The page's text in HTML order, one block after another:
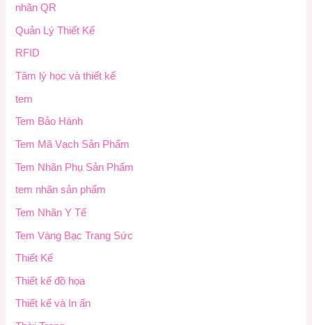
nhãn QR
Quản Lý Thiết Kế
RFID
Tâm lý học và thiết kế
tem
Tem Bảo Hành
Tem Mã Vạch Sản Phẩm
Tem Nhãn Phụ Sản Phẩm
tem nhãn sản phẩm
Tem Nhãn Y Tế
Tem Vàng Bạc Trang Sức
Thiết Kế
Thiết kế đồ họa
Thiết kế và In ấn